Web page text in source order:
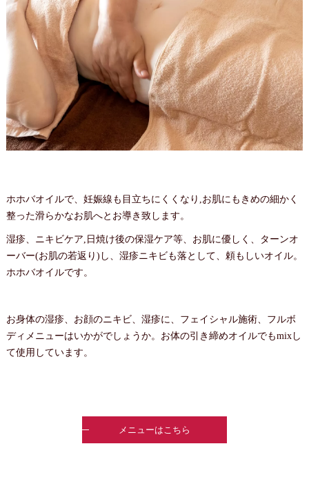
ホホバオイルで、妊娠線も目立ちにくくなり,お肌にもきめの細かく
整った滑らかなお肌へとお導き致します。
湿疹、ニキビケア,日焼け後の保湿ケア等、お肌に優しく、ターンオ
ーバー(お肌の若返り)し、湿疹ニキビも落として、頼もしいオイル。
ホホバオイルです。
お身体の湿疹、お顔のニキビ、湿疹に、フェイシャル施術、フルボ
ディメニューはいかがでしょうか。お体の引き締めオイルでもmixし
て使用しています。
メニューはこちら